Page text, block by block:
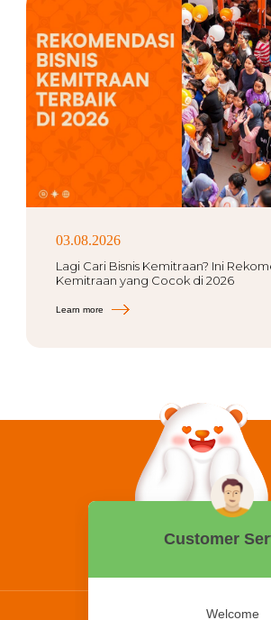
03.08.2026
Lagi Cari Bisnis Kemitraan? Ini
Kemitraan yang Cocok di 2026
Learn more
0858 2015